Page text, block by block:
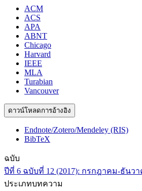
ACM
ACS
APA
ABNT
Chicago
Harvard
IEEE
MLA
Turabian
Vancouver
ดาวน์โหลดการอ้างอิง
Endnote/Zotero/Mendeley (RIS)
BibTeX
ฉบับ
ปีที่ 6 ฉบับที่ 12 (2017): กรกฎาคม-ธันวา
ประเภทบทความ